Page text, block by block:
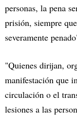
personas, la pena
prisión, siempre
severamente
"Quienes dirijan,
manifestación que
circulación o el
lesiones a las